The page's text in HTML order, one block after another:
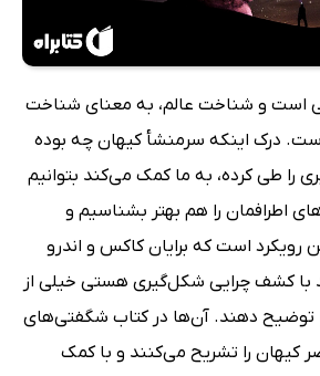
است و شناخت عالم، به معنای شناخت
درک اینکه سرمنشأ کیهان چه بوده
را طی کرده، به ما کمک می‌کند بتوانیم
اطرافمان را هم بهتر بشناسیم و
است که برایان کاکس و اندرو
با کشف چرایی شکل‌گیری هستی خیلی از
را توضیح دهند. آن‌ها در کتاب شگفتی‌های
کیهان را تشریح می‌کنند و با کمک